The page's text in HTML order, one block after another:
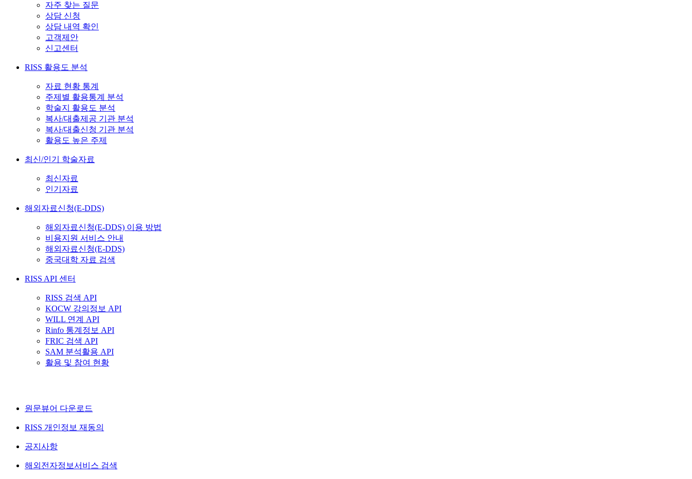
자주 찾는 질문
상담 신청
상담 내역 확인
고객제안
신고센터
RISS 활용도 분석
자료 현황 통계
주제별 활용통계 분석
학술지 활용도 분석
복사/대출제공 기관 분석
복사/대출신청 기관 분석
활용도 높은 주제
최신/인기 학술자료
최신자료
인기자료
해외자료신청(E-DDS)
해외자료신청(E-DDS) 이용 방법
비용지원 서비스 안내
해외자료신청(E-DDS)
중국대학 자료 검색
RISS API 센터
RISS 검색 API
KOCW 강의정보 API
WILL 연계 API
Rinfo 통계정보 API
FRIC 검색 API
SAM 분석활용 API
활용 및 참여 현황
원문뷰어 다운로드
RISS 개인정보 재동의
공지사항
해외전자정보서비스 검색